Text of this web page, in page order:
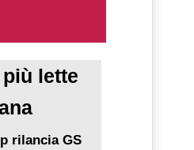
lette
rilancia GS